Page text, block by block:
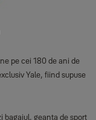
pe cei 180 de ani de
Yale, fiind supuse
bagajul, geanta de sport